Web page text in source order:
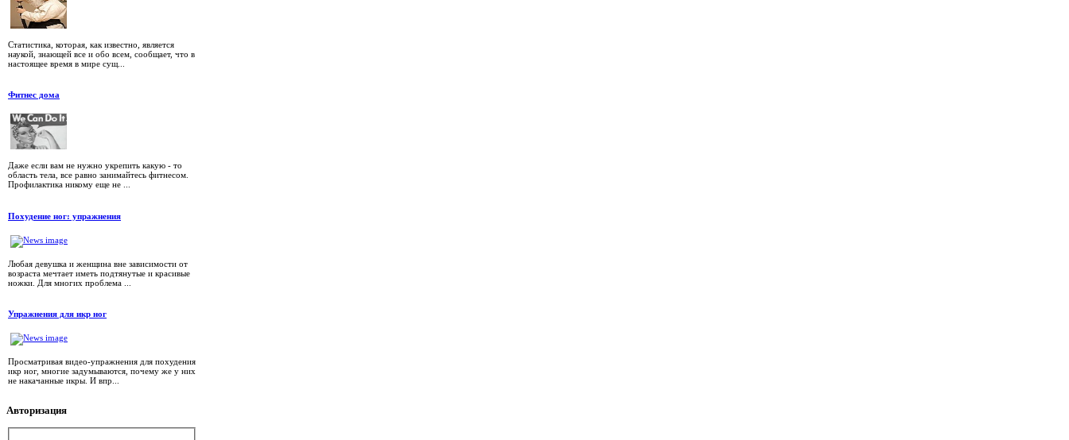
Статистика, которая, как известно, является
наукой, знающей все и обо всем, сообщает, что в
настоящее время в мире сущ...
Фитнес дома
Даже если вам не нужно укрепить какую - то
область тела, все равно занимайтесь фитнесом.
Профилактика никому еще не ...
Похудение ног: упражнения
Любая девушка и женщина вне зависимости от
возраста мечтает иметь подтянутые и красивые
ножки. Для многих проблема ...
Упражнения для икр ног
Просматривая видео-упражнения для похудения
икр ног, многие задумываются, почему же у них
не накачанные икры. И впр...
Авторизация